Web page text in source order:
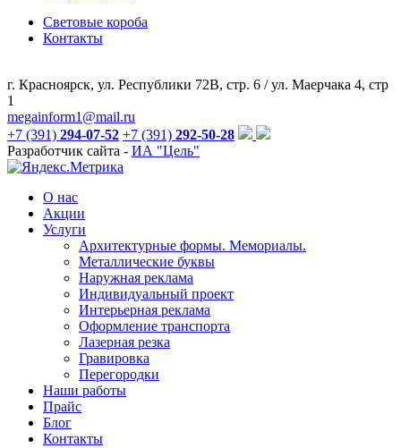
Световые короба
Контакты
г. Красноярск, ул. Республики 72В, стр. 6 / ул. Маерчака 4, стр
1
megainform1@mail.ru
+7 (391) 294-07-52 +7 (391) 292-50-28
Разработчик сайта - ИА "Цель"
О нас
Акции
Услуги
Архитектурные формы. Мемориалы.
Металлические буквы
Наружная реклама
Индивидуальный проект
Интерьерная реклама
Оформление транспорта
Лазерная резка
Гравировка
Перегородки
Наши работы
Прайс
Блог
Контакты